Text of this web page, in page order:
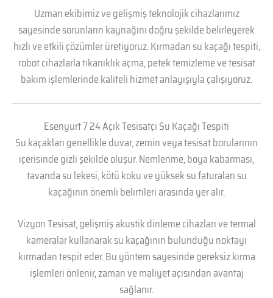
Uzman ekibimiz ve gelişmiş teknolojik cihazlarımız
sayesinde sorunların kaynağını doğru şekilde belirleyerek
hızlı ve etkili çözümler üretiyoruz. Kırmadan su kaçağı tespiti,
robot cihazlarla tıkanıklık açma, petek temizleme ve tesisat
bakım işlemlerinde kaliteli hizmet anlayışıyla çalışıyoruz.
Esenyurt 7 24 Açık Tesisatçı Su Kaçağı Tespiti
Su kaçakları genellikle duvar, zemin veya tesisat borularının
içerisinde gizli şekilde oluşur. Nemlenme, boya kabarması,
tavanda su lekesi, kötü koku ve yüksek su faturaları su
kaçağının önemli belirtileri arasında yer alır.
Vizyon Tesisat, gelişmiş akustik dinleme cihazları ve termal
kameralar kullanarak su kaçağının bulunduğu noktayı
kırmadan tespit eder. Bu yöntem sayesinde gereksiz kırma
işlemleri önlenir, zaman ve maliyet açısından avantaj
sağlanır.